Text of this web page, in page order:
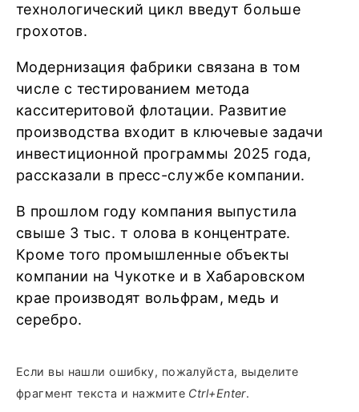
технологический цикл введут больше
грохотов.
Модернизация фабрики связана в том
числе с тестированием метода
касситеритовой флотации. Развитие
производства входит в ключевые задачи
инвестиционной программы 2025 года,
рассказали в пресс-службе компании.
В прошлом году компания выпустила
свыше 3 тыс. т олова в концентрате.
Кроме того промышленные объекты
компании на Чукотке и в Хабаровском
крае производят вольфрам, медь и
серебро.
Если вы нашли ошибку, пожалуйста, выделите
фрагмент текста и нажмите Ctrl+Enter.